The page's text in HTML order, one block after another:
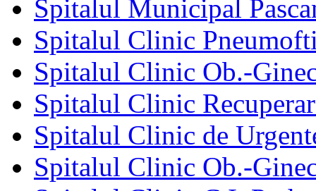
Spitalul Municipal
Spitalul Clinic
Spitalul Clinic Ob.-
Spitalul Clinic
Spitalul Clinic de
Spitalul Clinic Ob.-